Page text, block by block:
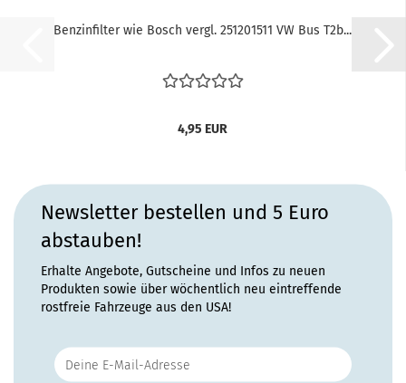
Benzinfilter wie Bosch vergl. 251201511 VW Bus T2b...
4,95 EUR
Newsletter bestellen und 5 Euro
abstauben!
Erhalte Angebote, Gutscheine und Infos zu neuen
Produkten sowie über wöchentlich neu eintreffende
rostfreie Fahrzeuge aus den USA!